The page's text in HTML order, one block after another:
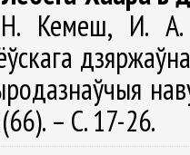
Кемеш, И. А.
– С. 17-26.